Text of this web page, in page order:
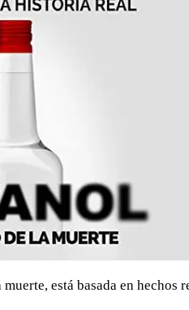
está basada en